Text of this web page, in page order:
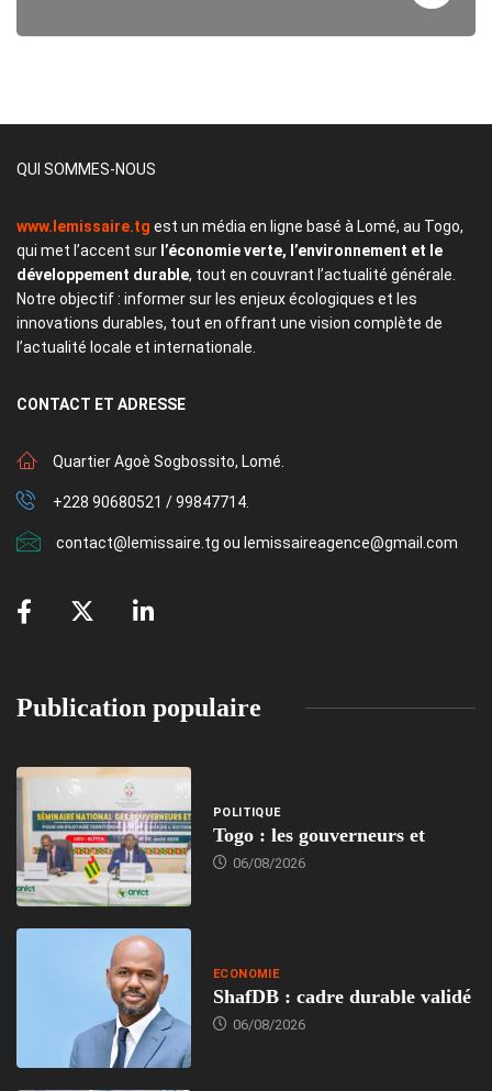
QUI SOMMES-NOUS
www.lemissaire.tg est un média en ligne basé à Lomé, au Togo,
qui met l’accent sur l’économie verte, l’environnement et le
développement durable, tout en couvrant l’actualité générale.
Notre objectif : informer sur les enjeux écologiques et les
innovations durables, tout en offrant une vision complète de
l’actualité locale et internationale.
CONTACT ET ADRESSE
Quartier Agoè Sogbossito, Lomé.
+228 90680521 / 99847714.
contact@lemissaire.tg ou lemissaireagence@gmail.com
Publication populaire
POLITIQUE
Togo : les gouverneurs et
06/08/2026
ECONOMIE
ShafDB : cadre durable validé
06/08/2026